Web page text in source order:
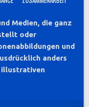
Medien, die ganz
oder
und
anders
illustrativen